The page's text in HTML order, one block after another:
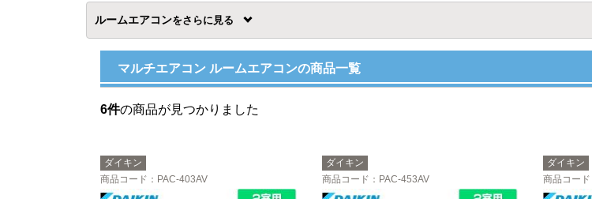
ルームエアコンを
マルチエアコン ルームエアコンの商品一覧
6件の商品が見つかりました
ダイキン
商品コード ：PAC-403AV
ダイキン
商品コード ：PAC-453AV
ダイキン
商品コード